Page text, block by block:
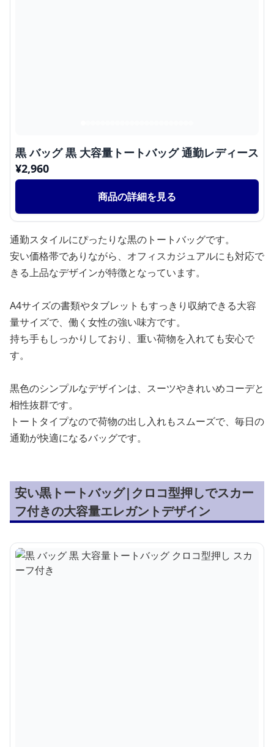
黒 バッグ 黒 大容量トートバッグ 通勤レディース
¥2,960
商品の詳細を見る
通勤スタイルにぴったりな黒のトートバッグです。
安い価格帯でありながら、オフィスカジュアルにも対応で
きる上品なデザインが特徴となっています。
A4サイズの書類やタブレットもすっきり収納できる大容
量サイズで、働く女性の強い味方です。
持ち手もしっかりしており、重い荷物を入れても安心で
す。
黒色のシンプルなデザインは、スーツやきれいめコーデと
相性抜群です。
トートタイプなので荷物の出し入れもスムーズで、毎日の
通勤が快適になるバッグです。
安い黒トートバッグ|クロコ型押しでスカー
フ付きの大容量エレガントデザイン